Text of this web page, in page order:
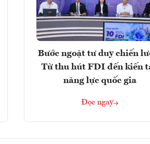
Bước ngoặt tư duy chiến
Từ thu hút FDI đến kiến
năng lực quốc gia
Đọc ngay